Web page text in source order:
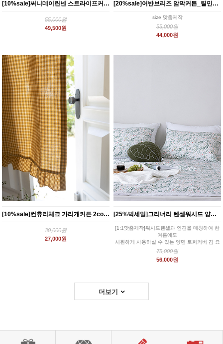
[10%sale]써니데이린넨 스트라이프커튼-그린(2size)
55,000원
49,500원
[20%sale]어반브리즈 암막커튼_틸민트 (2size)
size 맞춤제작
55,000원
44,000원
[10%sale]컨츄리체크 가리개커튼 2color
30,000원
27,000원
[25%빅세일]그리너리 텐셀워시드 양면 요커버
[1:1맞춤제작]워시드텐셀과 인견을 매칭하여 한
여름에도
시원하게 사용하실 수 있는 양면 토퍼커버 겸 요
커버
75,000원
56,000원
더보기